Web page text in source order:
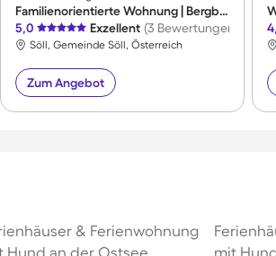
Familienorientierte Wohnung | Bergblick
5,0
Exzellent (3 Bewertungen)
Söll, Gemeinde Söll, Österreich
Zum Angebot
& Ferienwohnung
Hund an der Ostsee
mit